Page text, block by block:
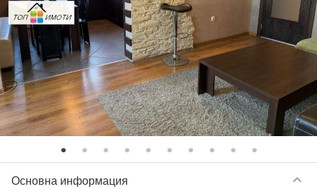
Основна информация keyboard_arrow_down